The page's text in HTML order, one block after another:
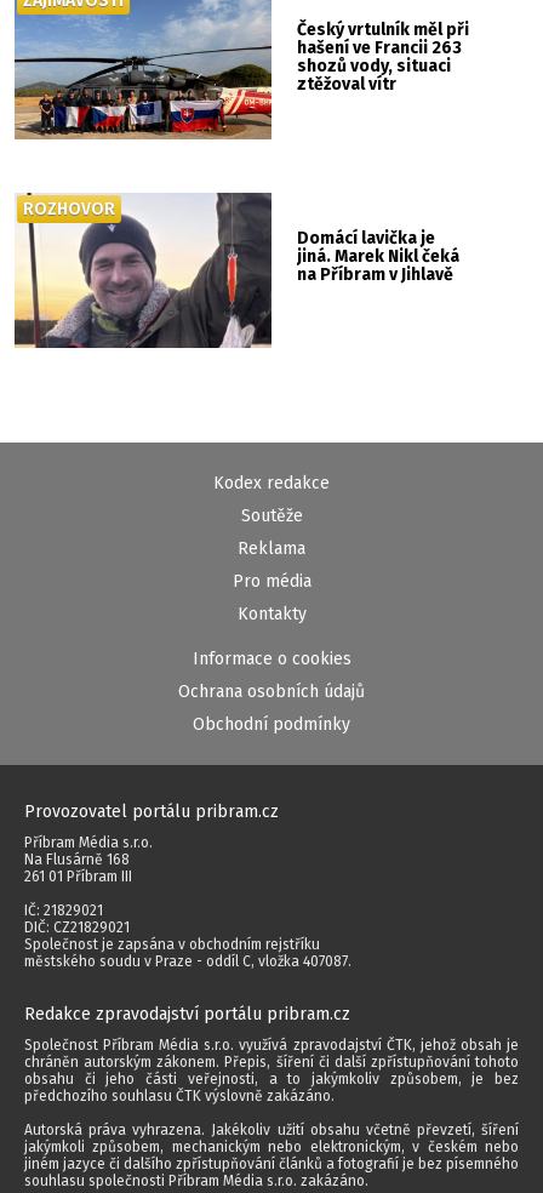
Český vrtulník měl při
hašení ve Francii 263
shozů vody, situaci
ztěžoval vítr
Domácí lavička je
jiná. Marek Nikl čeká
na Příbram v Jihlavě
ROZHOVOR
Kodex redakce
Soutěže
Reklama
Pro média
Kontakty
Informace o cookies
Ochrana osobních údajů
Obchodní podmínky
Provozovatel portálu pribram.cz
Příbram Média s.r.o.
Na Flusárně 168
261 01 Příbram III
IČ: 21829021
DIČ: CZ21829021
Společnost je zapsána v obchodním rejstříku
městského soudu v Praze - oddíl C, vložka 407087.
Redakce zpravodajství portálu pribram.cz
Společnost Příbram Média s.r.o. využívá zpravodajství ČTK, jehož obsah je
chráněn autorským zákonem. Přepis, šíření či další zpřístupňování tohoto
obsahu či jeho části veřejnosti, a to jakýmkoliv způsobem, je bez
předchozího souhlasu ČTK výslovně zakázáno.
Autorská práva vyhrazena. Jakékoliv užití obsahu včetně převzetí, šíření
jakýmkoli způsobem, mechanickým nebo elektronickým, v českém nebo
jiném jazyce či dalšího zpřístupňování článků a fotografií je bez písemného
souhlasu společnosti Příbram Média s.r.o. zakázáno.